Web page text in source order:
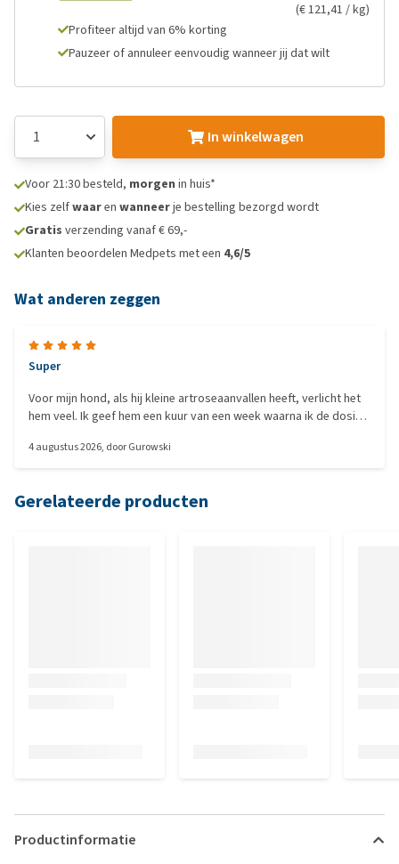
(€ 121,41 / kg)
Profiteer altijd van 6% korting
Pauzeer of annuleer eenvoudig wanneer jij dat wilt
In winkelwagen
Voor 21:30 besteld, morgen in huis*
Kies zelfwaaren wanneerje bestelling bezorgd wordt
Gratis verzending vanaf € 69,-
Klanten beoordelen Medpets met een 4,6/5
Wat anderen zeggen
Super
Voor mijn hond, als hij kleine artroseaanvallen heeft, verlicht het
hem veel. Ik geef hem een kuur van een week waarna ik de dosis
4 augustus 2026, doorGurowski
Gerelateerde producten
Productinformatie